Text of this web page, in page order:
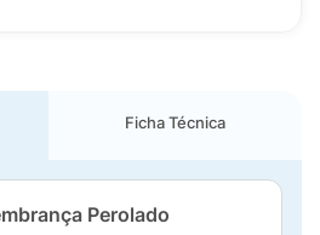
Ficha Técnica
Perolado